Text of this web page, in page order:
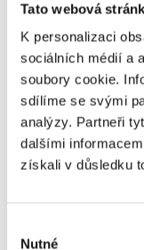
Tato webová
K personalizaci
sociálních médií a
soubory cookie.
sdílíme se svými
analýzy. Partneři
dalšími
získali v důsledku
Nutné
cena
49 000 Kč